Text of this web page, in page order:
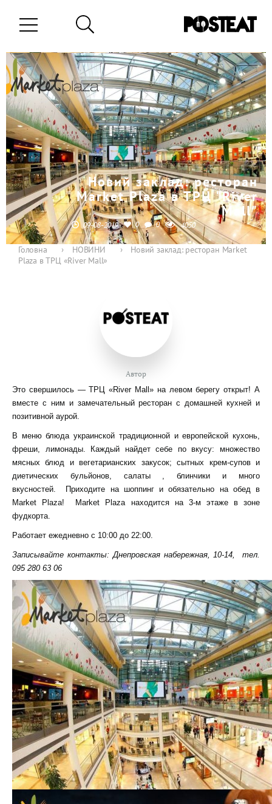
Новий заклад: ресторан
Market Plaza в ТРЦ "River
Mall"
09-08-2019 0 0 4050
Головна › НОВИНИ ›
Новий заклад: ресторан Market
Plaza в ТРЦ «River Mall»
Автор
Это свершилось — ТРЦ «River Mall» на левом берегу открыт! А
вместе с ним и замечательный ресторан с домашней кухней и
позитивной аурой.
В меню блюда украинской традиционной и европейской кухонь,
фреши, лимонады. Каждый найдет себе по вкусу: множество
мясных блюд и вегетарианских закусок; сытных крем-супов и
диетических бульйонов, салаты , блинчики и много
вкусностей.
Приходите на шоппинг и обязательно на обед в
Market Plaza!
Market Plaza находится на 3-м этаже в зоне
фудкорта.
Работает ежедневно с 10:00 до 22:00.
Записывайте контакты:Днепровская набережная, 10-14,тел.
095 280 63 06